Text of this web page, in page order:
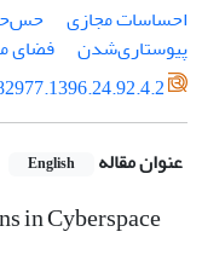
احساسات مجازی
پیوستاری‌شدن
فضای
عنوان مقاله English
in Cyberspace